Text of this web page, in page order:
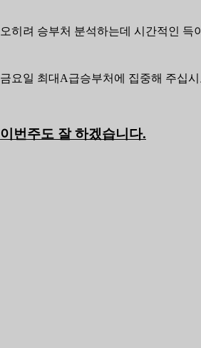
오히려 승부처 분석하는데 시간적인 득
금요일 최대A급승부처에 집중해 주십
이번주도 잘 하겠습니다.